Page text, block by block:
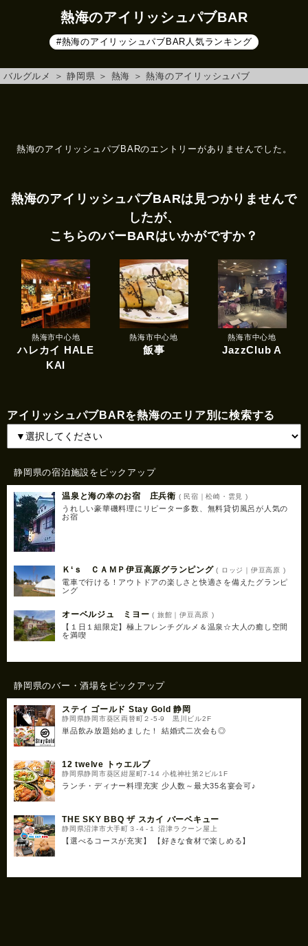
熱海のアイリッシュパブBAR
#熱海のアイリッシュパブBAR人気ランキング
バルグルメ ＞ 静岡県 ＞ 熱海 ＞熱海のアイリッシュパブ
熱海のアイリッシュパブBARのエントリーがありませんでした。
熱海のアイリッシュパブBARは見つかりませんで
したが、
こちらのバーBARはいかがですか？
熱海市中心地
ハレカイ HALE
KAI
熱海市中心地
飯事
熱海市中心地
JazzClub A
アイリッシュパブBARを熱海のエリア別に検索する
静岡県の宿泊施設をピックアップ
温泉と海の幸のお宿 庄兵衛 ( 民宿｜松崎・雲見 )
うれしい豪華磯料理にリピーター多数、無料貸切風呂が人気の
お宿
Ｋ‘ｓ ＣＡＭＰ伊豆高原グランピング ( ロッジ｜伊豆高原 )
電車で行ける！アウトドアの楽しさと快適さを備えたグランピ
ング
オーベルジュ ミヨー ( 旅館｜伊豆高原 )
【１日１組限定】極上フレンチグルメ＆温泉☆大人の癒し空間
を満喫
静岡県のバー・酒場をピックアップ
ステイ ゴールド Stay Gold 静岡
静岡県静岡市葵区両替町２-5-9 黒川ビル2F
単品飲み放題始めました！ 結婚式二次会も◎
12 twelve トゥエルブ
静岡県静岡市葵区紺屋町7-14 小梳神社第2ビル1F
ランチ・ディナー料理充実 少人数～最大35名宴会可♪
THE SKY BBQ ザ スカイ バーベキュー
静岡県沼津市大手町３-４-１ 沼津ラクーン屋上
【選べるコースが充実】 【好きな食材で楽しめる】